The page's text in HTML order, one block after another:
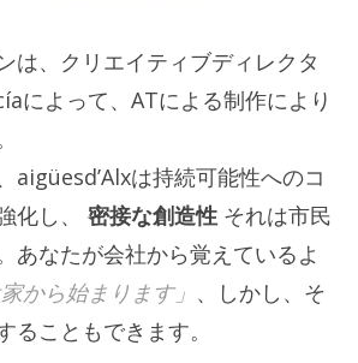
は、クリエイティブディレクタ
によって、ATによる制作により
aigüesd’Alxは持続可能性へのコ
化し、 密接な創造性 それは市民
あなたが会社から覚えているよ
から始まります」 、しかし、そ
ることもできます。